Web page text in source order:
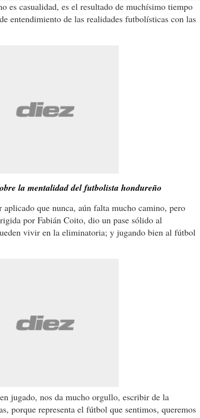
es casualidad, es el resultado de muchísimo tiempo
entendimiento de las realidades futbolísticas con las
la mentalidad del futbolista hondureño
que nunca, aún falta mucho camino, pero
por Fabián Coito, dio un pase sólido al
vivir en la eliminatoria; y jugando bien al fútbol
jugado, nos da mucho orgullo, escribir de la
porque representa el fútbol que sentimos, queremos